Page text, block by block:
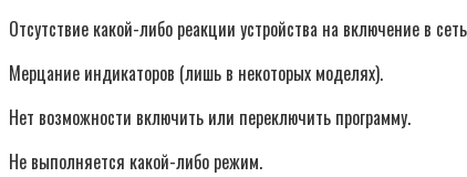
Отсутствие какой-либо реакции устройства на включение в
Мерцание индикаторов (лишь в некоторых моделях).
Нет возможности включить или переключить программу.
Не выполняется какой-либо режим.